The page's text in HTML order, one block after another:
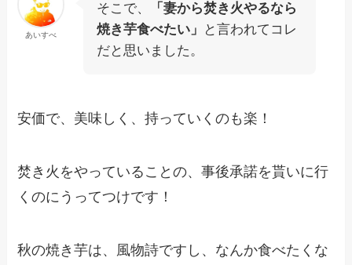
あいすべ
そこで、
「妻から焚き火やるなら
焼き芋食べたい」
と言われてコレ
だと思いました。
安価で、美味しく、持っていくのも楽！
焚き火をやっていることの、事後承諾を貰いに行
くのにうってつけです！
秋の焼き芋は、風物詩ですし、なんか食べたくな